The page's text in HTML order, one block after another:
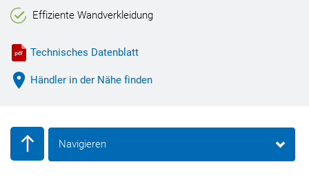
Effiziente Wandverkleidung
Technisches Datenblatt
Händler in der Nähe finden
Navigieren